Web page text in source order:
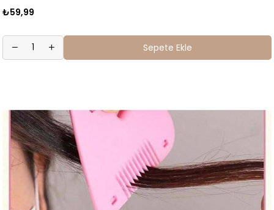
₺59,99
Sepete Ekle